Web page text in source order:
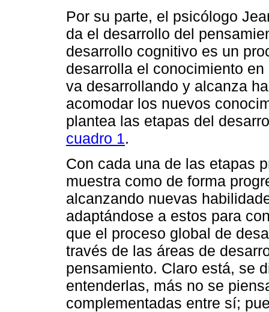
Por su parte, el psicólogo
da el desarrollo del
desarrollo cognitivo es un
desarrolla el conocimiento
va desarrollando y alcanza
acomodar los nuevos
plantea las etapas del
cuadro 1.
Con cada una de las etapas
muestra como de forma
alcanzando nuevas
adaptándose a estos para
que el proceso global de
través de las áreas de
pensamiento. Claro está, se
entenderlas, más no se
complementadas entre sí;